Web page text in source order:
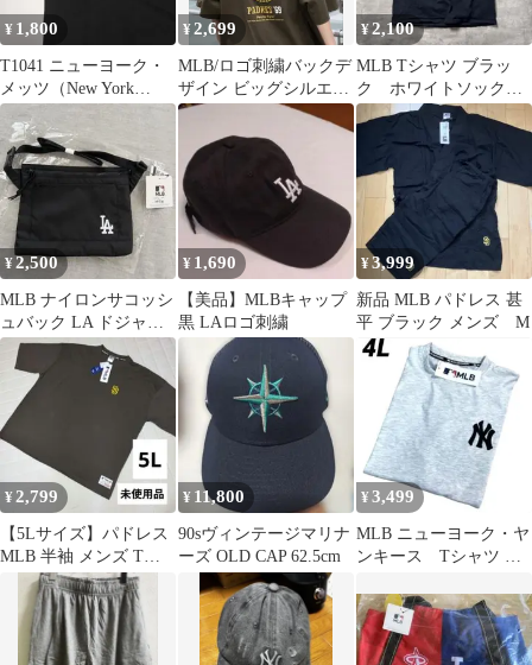
¥ 1,800
T1041 ニューヨーク・
メッツ（New York
Mets） MLB スポーツ
¥2,699
MLB/ロゴ刺繍バックデ
ザイン ビッグシルエッ
トオーバーサイズ半袖
Tシャツ
¥2,100
MLB Tシャツ ブラッ
ク ホワイトソック
ス チーム アメリカ
古着 L 5498
¥2,500
MLB ナイロンサコッシ
ュバック LA ドジャー
ス ワンポイント刺繍ロ
ゴ 黒
¥ 1,690
【美品】MLBキャップ
黒 LAロゴ刺繍
¥3,999
新品 MLB パドレス 甚
平 ブラック メンズ M
¥2,799
【5Lサイズ】パドレス
MLB 半袖 メンズ Tシ
ャツ 夏 薄手 野球
¥ 11,800
90sヴィンテージマリナ
ーズ OLD CAP 62.5cm
¥ 3,499
MLB ニューヨーク・ヤ
ンキース Tシャツ サ
ートミール